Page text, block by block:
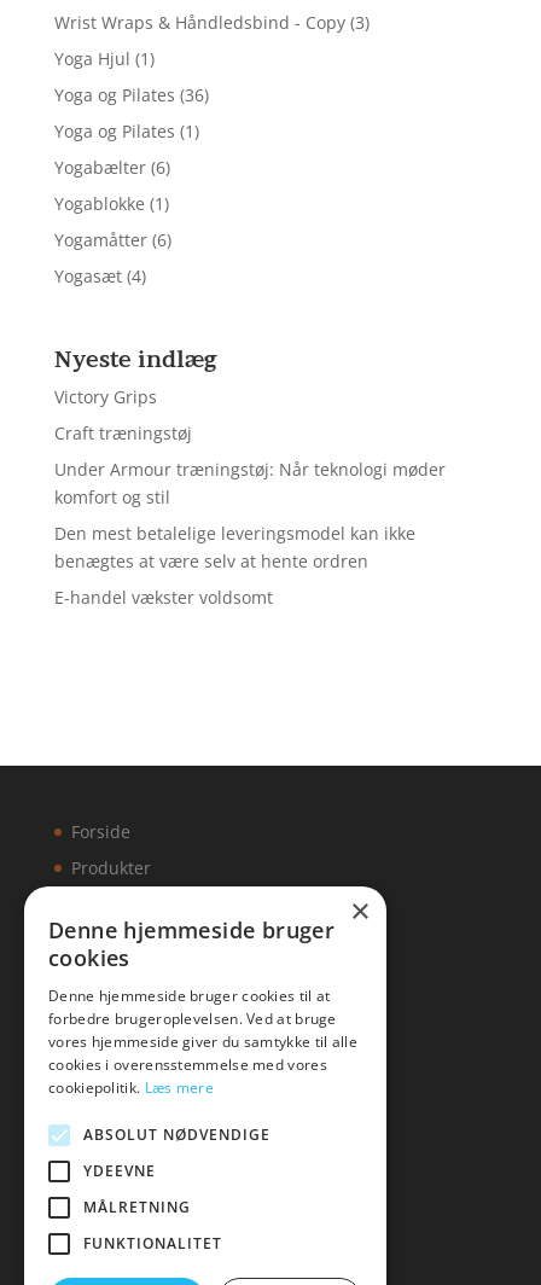
Wrist Wraps & Håndledsbind - Copy (3)
Yoga Hjul (1)
Yoga og Pilates (36)
Yoga og Pilates (1)
Yogabælter (6)
Yogablokke (1)
Yogamåtter (6)
Yogasæt (4)
Nyeste indlæg
Victory Grips
Craft træningstøj
Under Armour træningstøj: Når teknologi møder
komfort og stil
Den mest betalelige leveringsmodel kan ikke
benægtes at være selv at hente ordren
E-handel vækster voldsomt
Forside
Produkter
Artikler
Malawigruppen
Mail:hej@malawigruppen.dk
×
Denne hjemmeside bruger
cookies
Denne hjemmeside bruger cookies til at
forbedre brugeroplevelsen. Ved at bruge
vores hjemmeside giver du samtykke til alle
cookies i overensstemmelse med vores
cookiepolitik. Læs mere
ABSOLUT NØDVENDIGE
YDEEVNE
MÅLRETNING
FUNKTIONALITET